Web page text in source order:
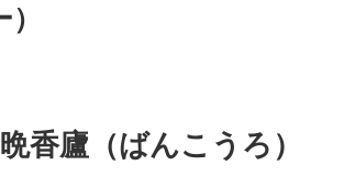
晩香廬（ばんこうろ）